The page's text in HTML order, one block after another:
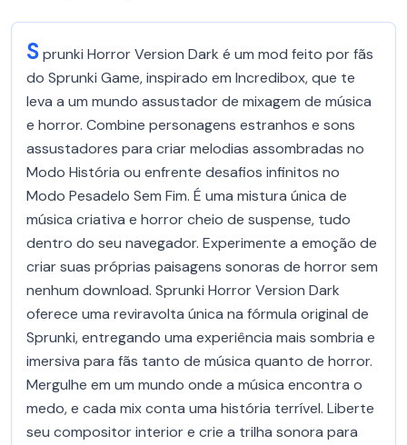
Sprunki Horror Version Dark é um mod feito por fãs
do Sprunki Game, inspirado em Incredibox, que te
leva a um mundo assustador de mixagem de música
e horror. Combine personagens estranhos e sons
assustadores para criar melodias assombradas no
Modo História ou enfrente desafios infinitos no
Modo Pesadelo Sem Fim. É uma mistura única de
música criativa e horror cheio de suspense, tudo
dentro do seu navegador. Experimente a emoção de
criar suas próprias paisagens sonoras de horror sem
nenhum download. Sprunki Horror Version Dark
oferece uma reviravolta única na fórmula original de
Sprunki, entregando uma experiência mais sombria e
imersiva para fãs tanto de música quanto de horror.
Mergulhe em um mundo onde a música encontra o
medo, e cada mix conta uma história terrível. Liberte
seu compositor interior e crie a trilha sonora para